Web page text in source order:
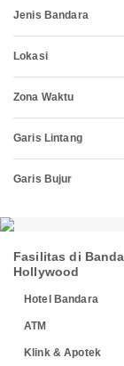
Jenis Bandara
Lokasi
Zona Waktu
Garis Lintang
Garis Bujur
Fasilitas di
Hollywood
Hotel Bandara
ATM
Klink & Apotek